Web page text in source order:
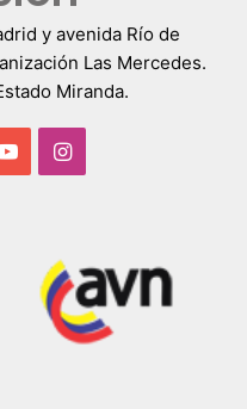
y avenida Río de
Las Mercedes.
Miranda.
YouTubeInstagram